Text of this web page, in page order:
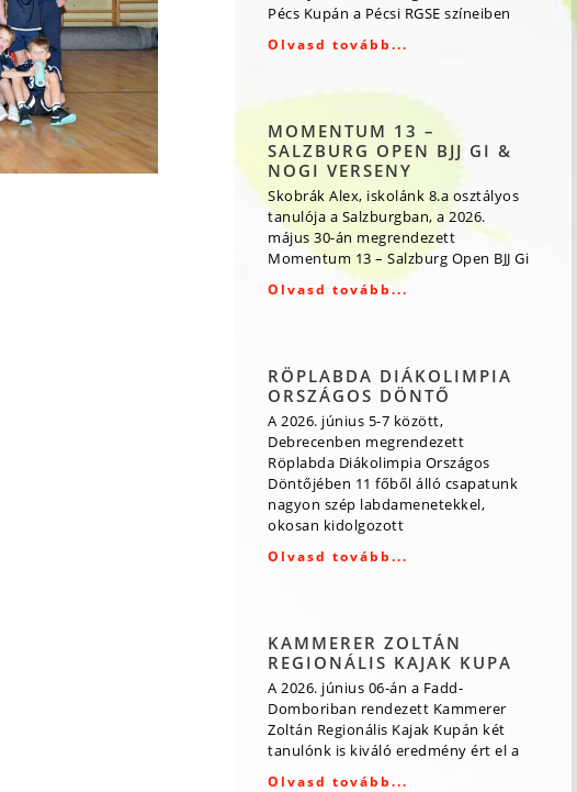
Pécs Kupán a Pécsi RGSE színeiben
Olvasd tovább...
MOMENTUM 13 –
SALZBURG OPEN BJJ GI &
NOGI VERSENY
Skobrák Alex, iskolánk 8.a osztályos
tanulója a Salzburgban, a 2026.
május 30-án megrendezett
Momentum 13 – Salzburg Open BJJ Gi
Olvasd tovább...
RÖPLABDA DIÁKOLIMPIA
ORSZÁGOS DÖNTŐ
A 2026. június 5-7 között,
Debrecenben megrendezett
Röplabda Diákolimpia Országos
Döntőjében 11 főből álló csapatunk
nagyon szép labdamenetekkel,
okosan kidolgozott
Olvasd tovább...
KAMMERER ZOLTÁN
REGIONÁLIS KAJAK KUPA
A 2026. június 06-án a Fadd-
Domboriban rendezett Kammerer
Zoltán Regionális Kajak Kupán két
tanulónk is kiváló eredmény ért el a
Olvasd tovább...